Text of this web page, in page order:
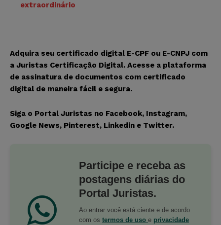
extraordinário
Adquira seu certificado digital E-CPF ou E-CNPJ com
a Juristas Certificação Digital. Acesse a plataforma
de assinatura de documentos com certificado
digital de maneira fácil e segura.
Siga o Portal Juristas no Facebook, Instagram,
Google News, Pinterest, Linkedin e Twitter.
Participe e receba as
postagens diárias do
Portal Juristas.
Ao entrar você está ciente e de acordo
com os termos de uso e privacidade